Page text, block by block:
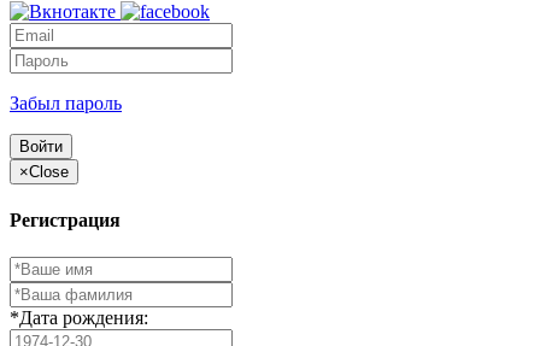
Забыл пароль
Войти
×Close
Регистрация
*Дата рождения: